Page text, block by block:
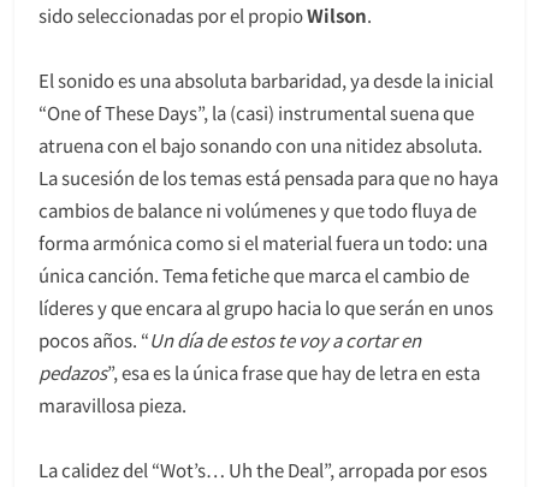
sido seleccionadas por el propioWilson.
El sonido es una absoluta barbaridad, ya desde la inicial
“One of These Days”, la (casi) instrumental suena que
atruena con el bajo sonando con una nitidez absoluta.
La sucesión de los temas está pensada para que no haya
cambios de balance ni volúmenes y que todo fluya de
forma armónica como si el material fuera un todo: una
única canción. Tema fetiche que marca el cambio de
líderes y que encara al grupo hacia lo que serán en unos
pocos años. “Un día de estos te voy a cortar en
pedazos”, esa es la única frase que hay de letra en esta
maravillosa pieza.
La calidez del “Wot’s… Uh the Deal”, arropada por esos